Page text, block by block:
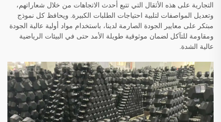
التجارية على هذه الأثقال التي تتبع أحدث الاتجاهات من خلال شعاراتهم،
وتعديل المواصفات لتلبية احتياجات الطلبات الكبيرة. ويحافظ كل نموذج
مبتكر على معايير الجودة الصارمة لدينا، باستخدام مواد أولية عالية الجودة
ومقاومة للتآكل لضمان موثوقية طويلة الأمد حتى في البيئات الرياضية
عالية الشدة.